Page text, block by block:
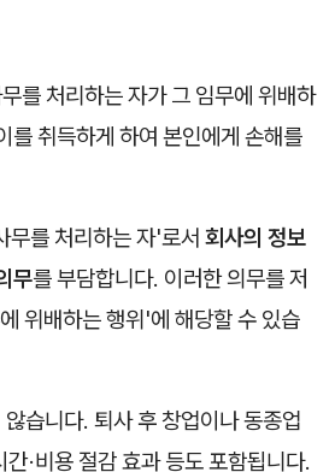
를 처리하는 자가 그 임무에 위배하
를 취득하게 하여 본인에게 손해를
무를 처리하는 자'로서 회사의 정보
무를 부담합니다. 이러한 의무를 저
위배하는 행위'에 해당할 수 있습
습니다. 퇴사 후 창업이나 동종업
·비용 절감 효과 등도 포함됩니다.